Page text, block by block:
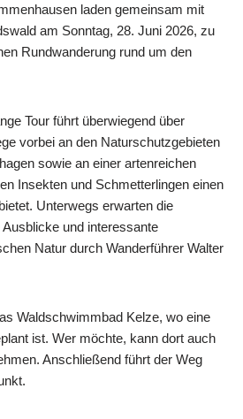
laden gemeinsam mit
am Sonntag, 28. Juni 2026, zu
Rundwanderung rund um den
Tour führt überwiegend über
vorbei an den Naturschutzgebieten
sowie an einer artenreichen
Insekten und Schmetterlingen einen
Unterwegs erwarten die
und interessante
Natur durch Wanderführer Walter
Waldschwimmbad Kelze, wo eine
ist. Wer möchte, kann dort auch
Anschließend führt der Weg